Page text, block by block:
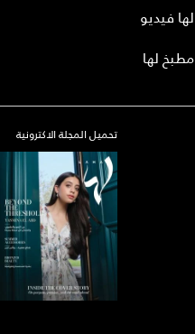
لها فيديو
مطبخ لها
تحميل المجلة الاكترونية